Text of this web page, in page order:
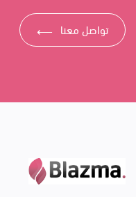
تواصل معنا ⟶